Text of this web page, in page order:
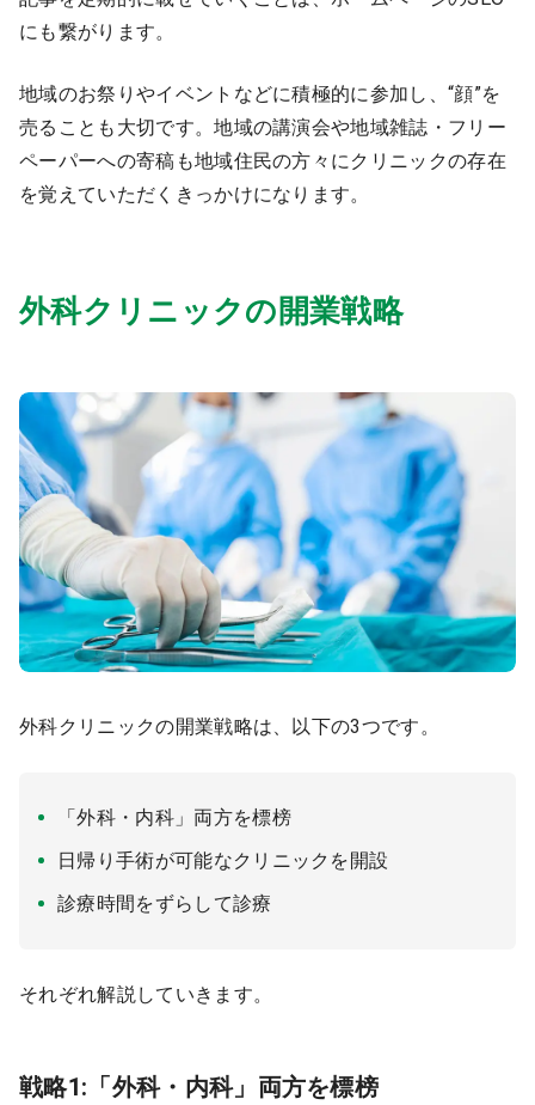
にも繋がります。
地域のお祭りやイベントなどに積極的に参加し、“顔”を
売ることも大切です。地域の講演会や地域雑誌・フリー
ペーパーへの寄稿も地域住民の方々にクリニックの存在
を覚えていただくきっかけになります。
外科クリニックの開業戦略
外科クリニックの開業戦略は、以下の3つです。
「外科・内科」両方を標榜
日帰り手術が可能なクリニックを開設
診療時間をずらして診療
それぞれ解説していきます。
戦略1:「外科・内科」両方を標榜